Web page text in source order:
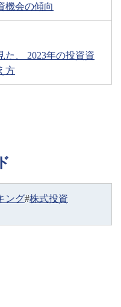
機会の傾向
た、 2023年の投資資
方
ング 株式投資